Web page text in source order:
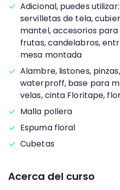
Adicional, puedes
servilletas de tela,
mantel, accesorios
frutas, candelabros,
mesa montada
Alambre, listones,
waterproff, base para
velas, cinta Floritape,
Malla pollera
Espuma floral
Cubetas
Acerca del curso